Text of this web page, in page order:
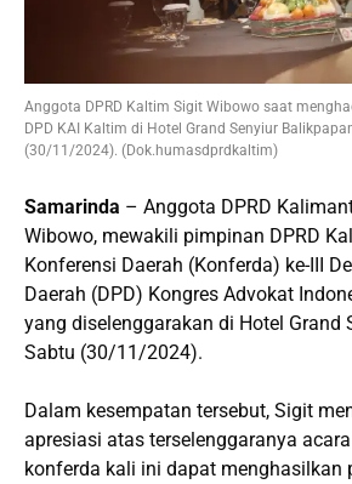
Anggota DPRD Kaltim Sigit Wibowo saat
DPD KAI Kaltim di Hotel Grand Senyiur
(30/11/2024). (Dok.humasdprdkaltim)
Samarinda – Anggota DPRD
Wibowo, mewakili pimpinan DPRD
Konferensi Daerah (Konferda) ke-III
Daerah (DPD) Kongres Advokat
yang diselenggarakan di Hotel Grand
Sabtu (30/11/2024).
Dalam kesempatan tersebut, Sigit
apresiasi atas terselenggaranya
konferda kali ini dapat menghasilkan